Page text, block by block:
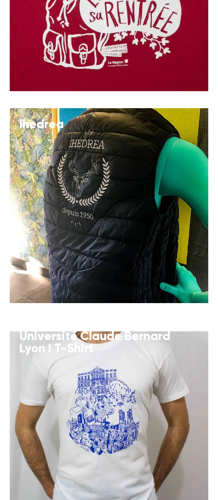
Ihedrea
Université Claude Bernard
Lyon I T-Shirt